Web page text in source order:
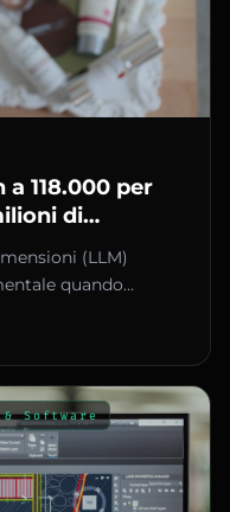
118.000 per
di
(LLM)
quando
Software